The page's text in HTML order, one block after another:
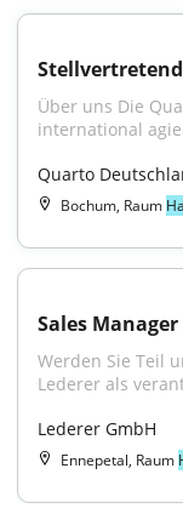
Über uns Die
international
Quarto
Bochum, Raum
Sales
Werden Sie Teil
Lederer als
Lederer GmbH
Ennepetal, Raum